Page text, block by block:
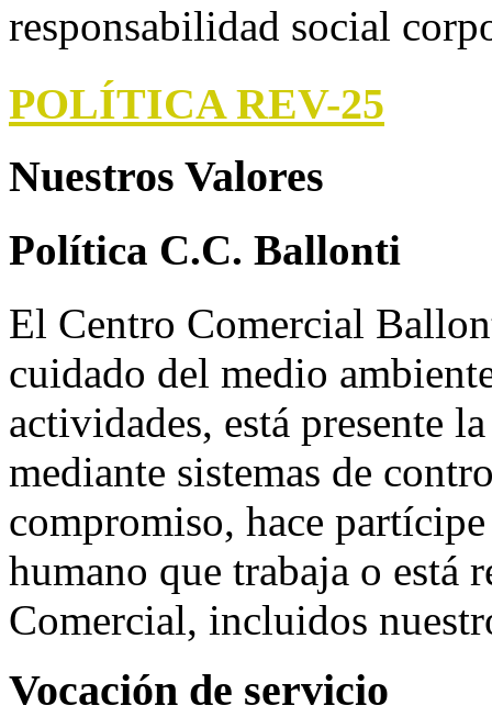
responsabilidad social
POLÍTICA REV-25
Nuestros Valores
Política C.C. Ballonti
El Centro Comercial
cuidado del medio
actividades, está presente
mediante sistemas de
compromiso, hace
humano que trabaja o está
Comercial, incluidos
Vocación de servicio